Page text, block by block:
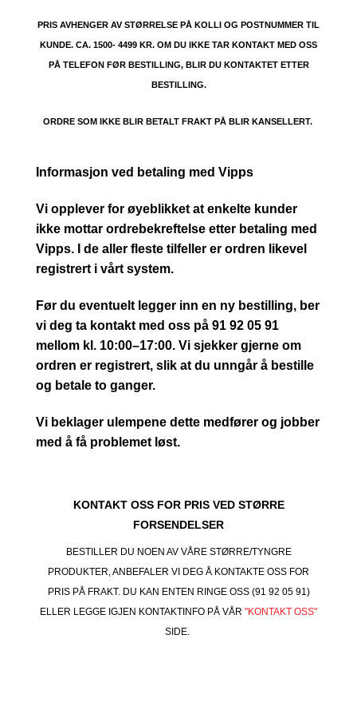
PRIS AVHENGER AV STØRRELSE PÅ KOLLI OG POSTNUMMER TIL
KUNDE. CA. 1500- 4499 KR. OM DU IKKE TAR KONTAKT MED OSS
PÅ TELEFON FØR BESTILLING, BLIR DU KONTAKTET ETTER
BESTILLING.
ORDRE SOM IKKE BLIR BETALT FRAKT PÅ BLIR KANSELLERT.
Informasjon ved betaling med Vipps
Vi opplever for øyeblikket at enkelte kunder
ikke mottar ordrebekreftelse etter betaling med
Vipps. I de aller fleste tilfeller er ordren likevel
registrert i vårt system.
Før du eventuelt legger inn en ny bestilling, ber
vi deg ta kontakt med oss på 91 92 05 91
mellom kl. 10:00–17:00. Vi sjekker gjerne om
ordren er registrert, slik at du unngår å bestille
og betale to ganger.
Vi beklager ulempene dette medfører og jobber
med å få problemet løst.
KONTAKT OSS FOR PRIS VED STØRRE
FORSENDELSER
BESTILLER DU NOEN AV VÅRE STØRRE/TYNGRE
PRODUKTER, ANBEFALER VI DEG Å KONTAKTE OSS FOR
PRIS PÅ FRAKT. DU KAN ENTEN RINGE OSS (91 92 05 91)
ELLER LEGGE IGJEN KONTAKTINFO PÅ VÅR "KONTAKT OSS"
SIDE.